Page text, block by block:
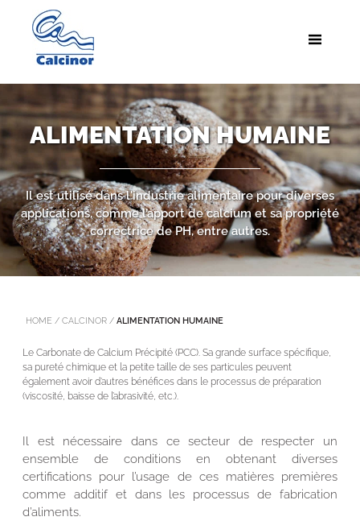
ALIMENTATION HUMAINE
Il est utilisé dans l'industrie alimentaire pour diverses
applications, comme l’apport de calcium et sa propriété
correctrice de PH, entre autres.
HOME / CALCINOR/ ALIMENTATION HUMAINE
Le Carbonate de Calcium Précipité (PCC). Sa grande surface spécifique,
sa pureté chimique et la petite taille de ses particules peuvent
également avoir d’autres bénéfices dans le processus de préparation
(viscosité, baisse de l’abrasivité, etc.).
Il est nécessaire dans ce secteur de respecter un
ensemble de conditions en obtenant diverses
certifications pour l’usage de ces matières premières
comme additif et dans les processus de fabrication
d’aliments.